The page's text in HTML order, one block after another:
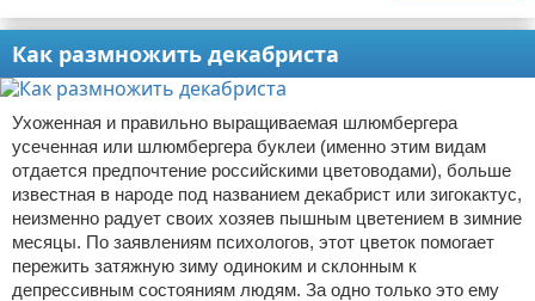
Как размножить декабриста
Ухоженная и правильно выращиваемая шлюмбергера
усеченная или шлюмбергера буклеи (именно этим видам
отдается предпочтение российскими цветоводами), больше
известная в народе под названием декабрист или зигокактус,
неизменно радует своих хозяев пышным цветением в зимние
месяцы. По заявлениям психологов, этот цветок помогает
пережить затяжную зиму одиноким и склонным к
депрессивным состояниям людям. За одно только это ему